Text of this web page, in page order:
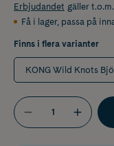
Erbjudandet gäller
Få i lager, passa på
Finns i flera varianter
KONG Wild Knots